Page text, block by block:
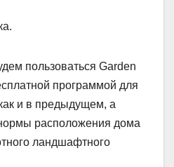
пользоваться Garden
программой для
и в предыдущем, а
расположения дома
ландшафтного